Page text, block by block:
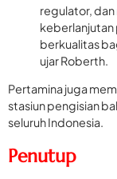
regulator,
keberlanjutan
berkualitas
ujar Roberth.
Pertamina juga
stasiun pengisian
seluruh Indonesia.
Penutup